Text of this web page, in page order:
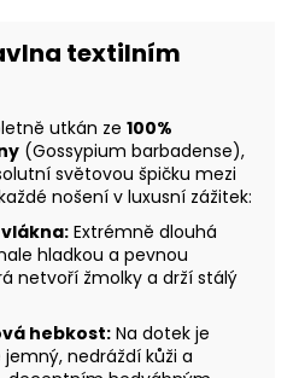
textilním
utkán ze 100%
(Gossypium barbadense),
světovou špičku mezi
nošení v luxusní zážitek:
Extrémně dlouhá
hladkou a pevnou
netvoří žmolky a drží stálý
hebkost: Na dotek je
nedráždí kůži a